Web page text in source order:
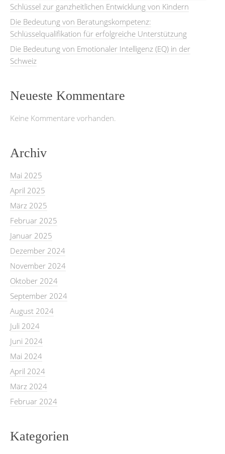
Schlüssel zur ganzheitlichen Entwicklung von Kindern
Die Bedeutung von Beratungskompetenz:
Schlüsselqualifikation für erfolgreiche Unterstützung
Die Bedeutung von Emotionaler Intelligenz (EQ) in der
Schweiz
Neueste Kommentare
Keine Kommentare vorhanden.
Archiv
Mai 2025
April 2025
März 2025
Februar 2025
Januar 2025
Dezember 2024
November 2024
Oktober 2024
September 2024
August 2024
Juli 2024
Juni 2024
Mai 2024
April 2024
März 2024
Februar 2024
Kategorien